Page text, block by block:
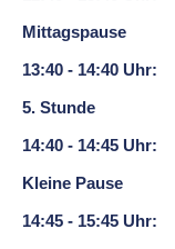
Mittagspause
13:40 - 14:40 Uhr:
5. Stunde
14:40 - 14:45 Uhr:
Kleine Pause
14:45 - 15:45 Uhr: